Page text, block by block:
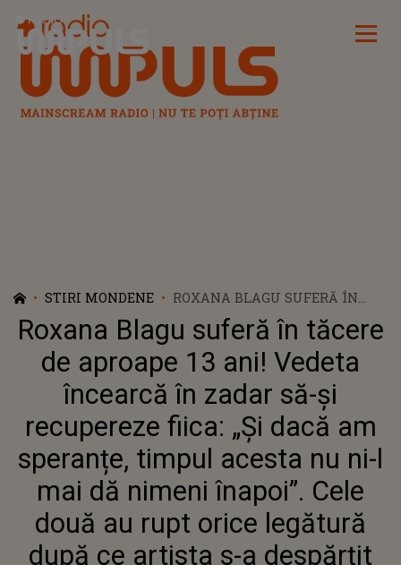
Radio Impuls
STIRI MONDENE
ROXANA BLAGU SUFERĂ ÎN
TĂCERE DE APROAPE 13 ANI!
VEDETA ÎNCEARCĂ ÎN ZADAR
SĂ-ȘI RECUPEREZE FIICA: „ȘI
DACĂ AM SPERANȚE, TIMPUL
ACESTA NU NI-L MAI DĂ
NIMENI ÎNAPOI”. CELE DOUĂ
AU RUPT ORICE LEGĂTURĂ
DUPĂ CE ARTISTA S-A
DESPĂRȚIT DE TATĂL OANEI
Roxana Blagu suferă în tăcere
de aproape 13 ani! Vedeta
încearcă în zadar să-și
recupereze fiica: „Și dacă am
speranțe, timpul acesta nu ni-l
mai dă nimeni înapoi”. Cele
două au rupt orice legătură
după ce artista s-a despărțit